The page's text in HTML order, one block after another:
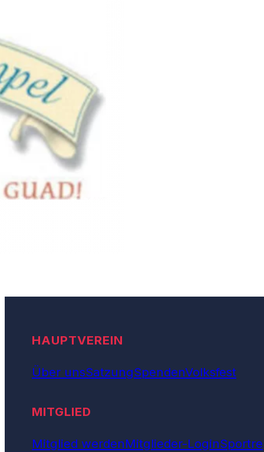
HAUPTVEREIN
Über unsSatzungSpendenVolksfest
MITGLIED
Mitglied werdenMitglieder-Login